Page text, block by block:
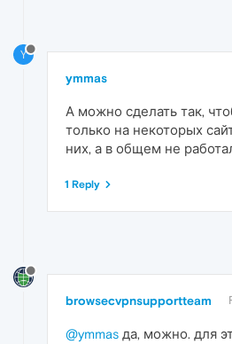
Y
ymmas
А можно сделать так,
только на некоторых
них, а в общем не
1 Reply
browsecvpnsupportteam
@ymmas да, можно. для